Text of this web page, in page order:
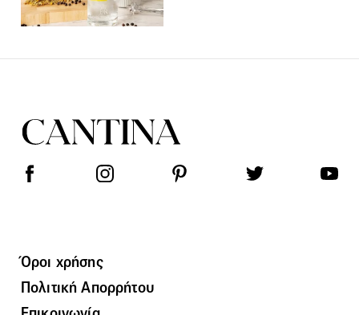
Όροι χρήσης
Πολιτική Απορρήτου